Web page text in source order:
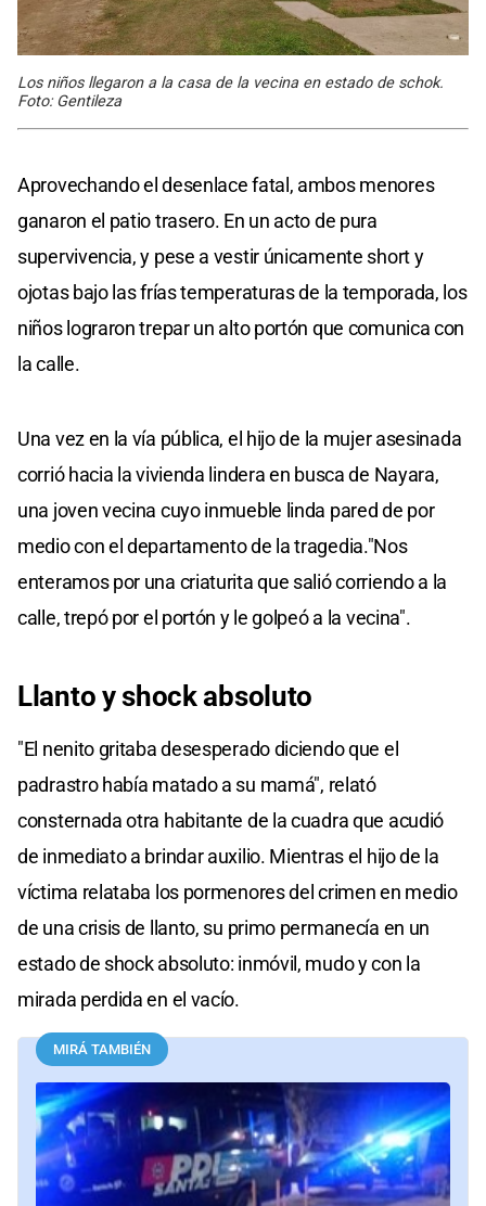
Los niños llegaron a la casa de la vecina en estado de schok.
Foto: Gentileza
Aprovechando el desenlace fatal, ambos menores
ganaron el patio trasero. En un acto de pura
supervivencia, y pese a vestir únicamente short y
ojotas bajo las frías temperaturas de la temporada, los
niños lograron trepar un alto portón que comunica con
la calle.
Una vez en la vía pública, el hijo de la mujer asesinada
corrió hacia la vivienda lindera en busca de Nayara,
una joven vecina cuyo inmueble linda pared de por
medio con el departamento de la tragedia."Nos
enteramos por una criaturita que salió corriendo a la
calle, trepó por el portón y le golpeó a la vecina".
Llanto y shock absoluto
"El nenito gritaba desesperado diciendo que el
padrastro había matado a su mamá", relató
consternada otra habitante de la cuadra que acudió
de inmediato a brindar auxilio. Mientras el hijo de la
víctima relataba los pormenores del crimen en medio
de una crisis de llanto, su primo permanecía en un
estado de shock absoluto: inmóvil, mudo y con la
mirada perdida en el vacío.
MIRÁ TAMBIÉN